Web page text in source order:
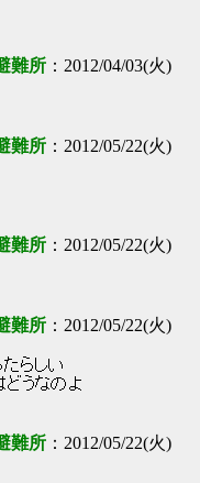
難所 ：2012/04/03(火)
難所 ：2012/05/22(火)
難所 ：2012/05/22(火)
難所 ：2012/05/22(火)
らしい
うなのよ
難所 ：2012/05/22(火)